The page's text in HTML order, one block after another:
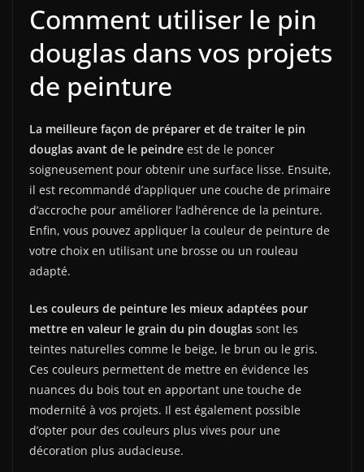
Comment utiliser le pin
douglas dans vos projets
de peinture
La meilleure façon de préparer et de traiter le pin
douglas avant de le peindre est de le poncer
soigneusement pour obtenir une surface lisse. Ensuite,
il est recommandé d’appliquer une couche de primaire
d’accroche pour améliorer l’adhérence de la peinture.
Enfin, vous pouvez appliquer la couleur de peinture de
votre choix en utilisant une brosse ou un rouleau
adapté.
Les couleurs de peinture les mieux adaptées pour
mettre en valeur le grain du pin douglas sont les
teintes naturelles comme le beige, le brun ou le gris.
Ces couleurs permettent de mettre en évidence les
nuances du bois tout en apportant une touche de
modernité à vos projets. Il est également possible
d’opter pour des couleurs plus vives pour une
décoration plus audacieuse.